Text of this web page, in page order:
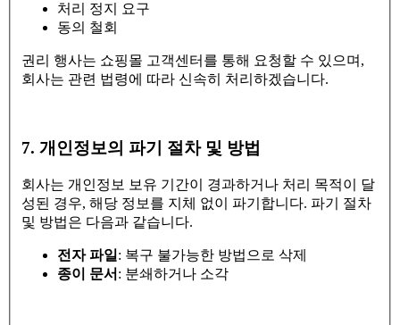
처리 정지 요구
동의 철회
권리 행사는 쇼핑몰 고객센터를 통해 요청할 수 있으며,
회사는 관련 법령에 따라 신속히 처리하겠습니다.
7. 개인정보의 파기 절차 및 방법
회사는 개인정보 보유 기간이 경과하거나 처리 목적이 달
성된 경우, 해당 정보를 지체 없이 파기합니다. 파기 절차
및 방법은 다음과 같습니다.
전자 파일: 복구 불가능한 방법으로 삭제
종이 문서 : 분쇄하거나 소각